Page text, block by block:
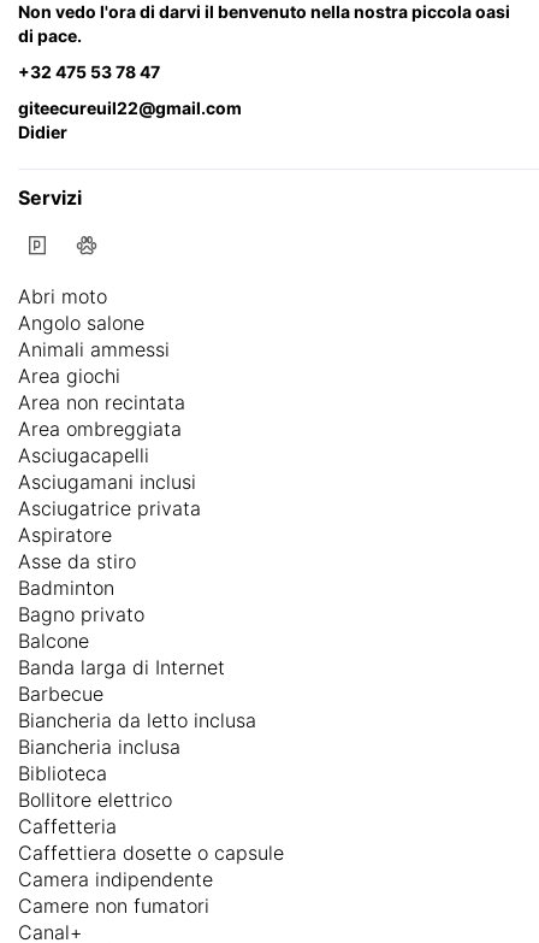
Non vedo l'ora di darvi il benvenuto nella nostra piccola oasi
di pace.
+32 475 53 78 47
giteecureuil22@gmail.com
Didier
Servizi
Abri moto
Angolo salone
Animali ammessi
Area giochi
Area non recintata
Area ombreggiata
Asciugacapelli
Asciugamani inclusi
Asciugatrice privata
Aspiratore
Asse da stiro
Badminton
Bagno privato
Balcone
Banda larga di Internet
Barbecue
Biancheria da letto inclusa
Biancheria inclusa
Biblioteca
Bollitore elettrico
Caffetteria
Caffettiera dosette o capsule
Camera indipendente
Camere non fumatori
Canal+